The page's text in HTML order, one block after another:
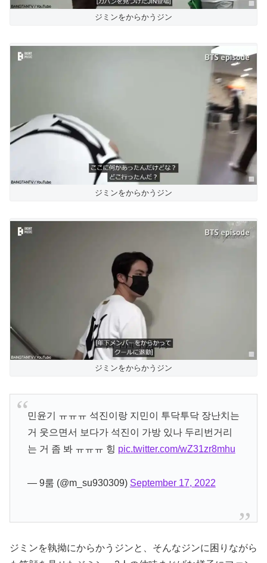
ジミンをからかうジン
ジミンをからかうジン
ジミンをからかうジン
민윤기 ㅠㅠㅠ 석진이랑 지민이 투닥투닥 장난치는
거 웃으면서 보다가 석진이 가방 있나 두리번거리
는 거 좀 봐 ㅠㅠㅠ 힝 pic.twitter.com/wZ31zr8mhu
— 9룸 (@m_su930309) September 17, 2022
ジミンを執拗にからかうジンと、そんなジンに困りながら